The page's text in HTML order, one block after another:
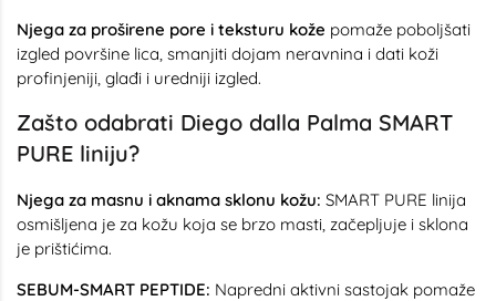
Njega za proširene pore i teksturu kože pomaže poboljšati
izgled površine lica, smanjiti dojam neravnina i dati koži
profinjeniji, glađi i uredniji izgled.
Zašto odabrati Diego dalla Palma SMART
PURE liniju?
Njega za masnu i aknama sklonu kožu: SMART PURE linija
osmišljena je za kožu koja se brzo masti, začepljuje i sklona
je prištićima.
SEBUM-SMART PEPTIDE: Napredni aktivni sastojak pomaže